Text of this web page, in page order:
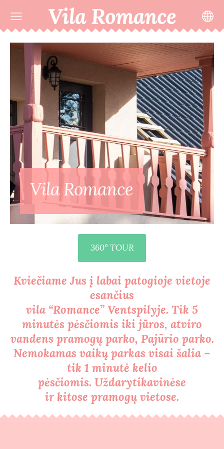
Vila Romance
Vila Romance
360° TOUR
Kviečiame Jus į labai patogioje vietoje
esančius
vila “Romance” Ventspilyje. Tik 5
minutės pėsčiomis iki jūros, atviro
vandens pramogų parko, Pajūrio parko.
Nemokamas vaikų parkas visai šalia –
tik 1 minutė kelio
pėsčiomis. Uždarytikavinėse
ir kitose pramogų vietose.